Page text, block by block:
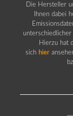
Die Hersteller
Ihnen dabei
Hierzu hat
sich hier